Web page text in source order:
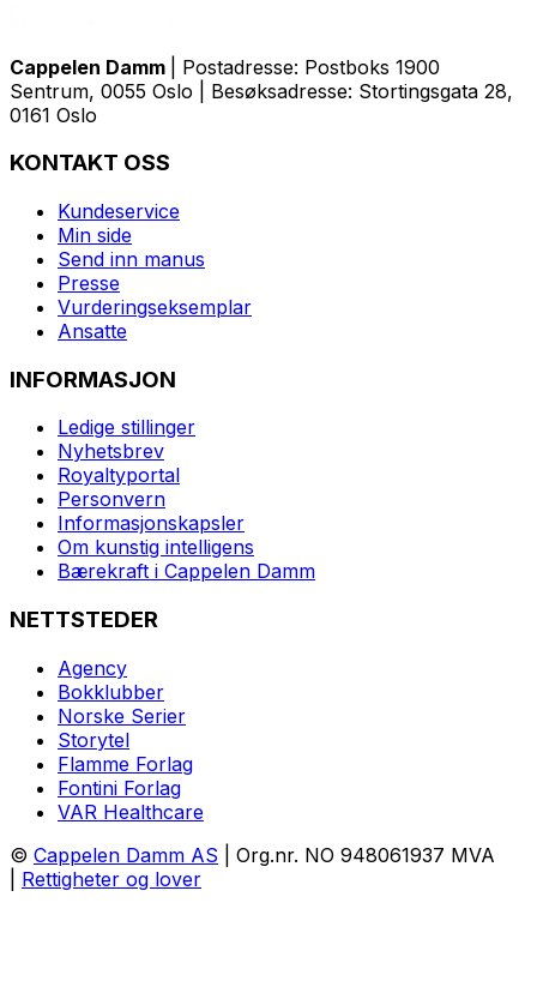
Cappelen Damm
| Postadresse: Postboks 1900
Sentrum, 0055 Oslo | Besøksadresse: Stortingsgata 28,
0161 Oslo
KONTAKT OSS
Kundeservice
Min side
Send inn manus
Presse
Vurderingseksemplar
Ansatte
INFORMASJON
Ledige stillinger
Nyhetsbrev
Royaltyportal
Personvern
Informasjonskapsler
Om kunstig intelligens
Bærekraft i Cappelen Damm
NETTSTEDER
Agency
Bokklubber
Norske Serier
Storytel
Flamme Forlag
Fontini Forlag
VAR Healthcare
© Cappelen Damm AS | Org.nr. NO 948061937 MVA
Rettigheter og lover